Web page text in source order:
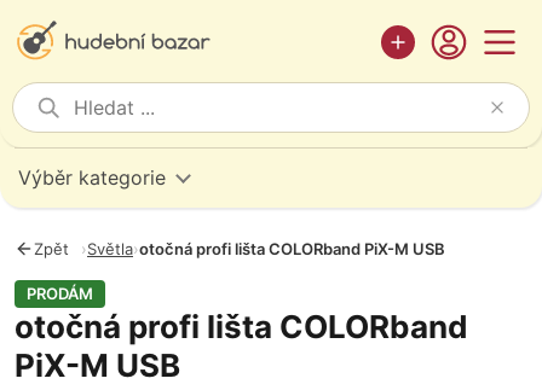
Výběr kategorie
Zpět ›Světla›otočná profi lišta COLORband PiX-M USB
PRODÁM
otočná profi lišta COLORband
PiX-M USB